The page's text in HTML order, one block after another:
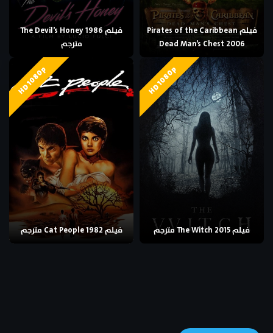
فيلم Pirates of the Caribbean
Dead Man’s Chest 2006
فيلم The Devil’s Honey 1986
مترجم
HD 1080p
فيلم The Witch 2015 مترجم
HD 1080p
فيلم Cat People 1982 مترجم